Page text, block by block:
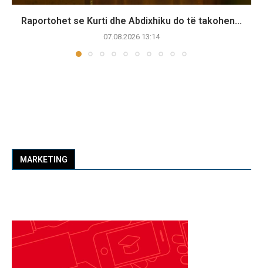
Raportohet se Kurti dhe Abdixhiku do të takohen...
07.08.2026 13:14
MARKETING